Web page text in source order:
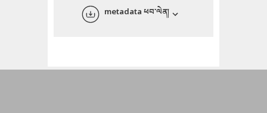
metadata ཕབ་ལེན།